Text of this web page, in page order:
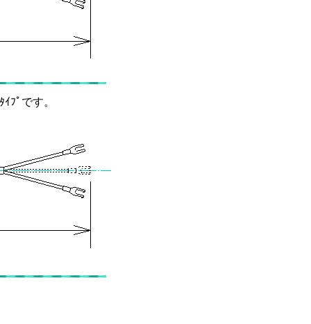
ﾌﾟです。